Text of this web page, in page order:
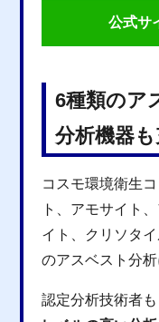
公式サ
6種類のア
分析機器
コスモ環境衛生
ト、アモサイト
イト、クリソタ
のアスベスト分析
認定分析技術者